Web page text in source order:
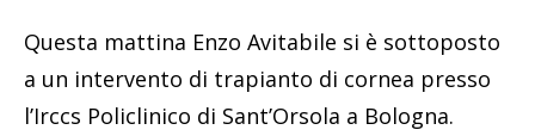
Questa mattina Enzo Avitabile si è sottoposto
a un intervento di trapianto di cornea presso
l’Irccs Policlinico di Sant’Orsola a Bologna.